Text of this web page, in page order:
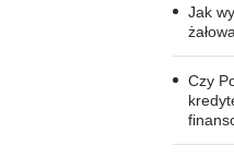
Jak
Czy